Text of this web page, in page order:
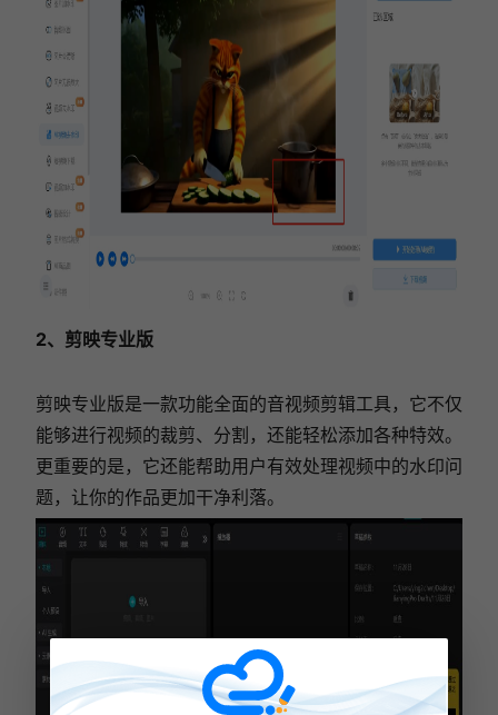
2、剪映专业版
剪映专业版是一款功能全面的音视频剪辑工具，它不仅
能够进行视频的裁剪、分割，还能轻松添加各种特效。
更重要的是，它还能帮助用户有效处理视频中的水印问
题，让你的作品更加干净利落。